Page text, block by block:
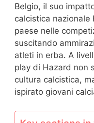
Belgio, il suo
calcistica
paese nelle
suscitando
atleti in erba. A
play di Hazard non
cultura calcistica,
ispirato giovani